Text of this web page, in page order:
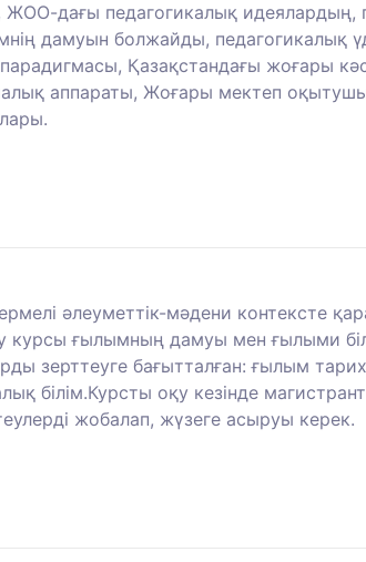
дағы педагогикалық идеялардың,
дамуын болжайды, педагогикалық
Қазақстандағы жоғары
аппараты, Жоғары мектеп
әлеуметтік-мәдени контексте
курсы ғылымның дамуы мен ғылыми
зерттеуге бағытталған: ғылым
білім.Курсты оқу кезінде
жобалап, жүзеге асыруы керек.